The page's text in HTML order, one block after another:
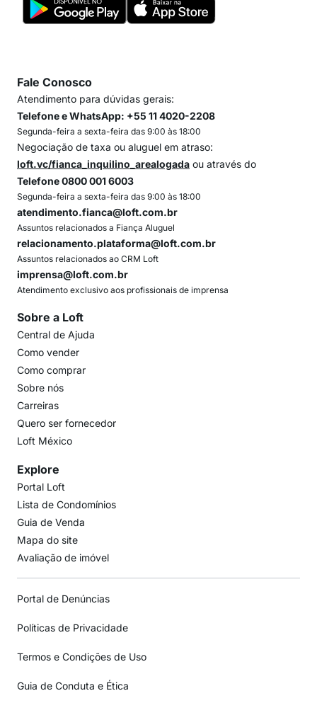
Fale Conosco
Atendimento para dúvidas gerais:
Telefone e WhatsApp: +55 11 4020-2208
Segunda-feira a sexta-feira das 9:00 às 18:00
Negociação de taxa ou aluguel em atraso:
loft.vc/fianca_inquilino_arealogada ou através do
Telefone 0800 001 6003
Segunda-feira a sexta-feira das 9:00 às 18:00
atendimento.fianca@loft.com.br
Assuntos relacionados a Fiança Aluguel
relacionamento.plataforma@loft.com.br
Assuntos relacionados ao CRM Loft
imprensa@loft.com.br
Atendimento exclusivo aos profissionais de imprensa
Sobre a Loft
Central de Ajuda
Como vender
Como comprar
Sobre nós
Carreiras
Quero ser fornecedor
Loft México
Explore
Portal Loft
Lista de Condomínios
Guia de Venda
Mapa do site
Avaliação de imóvel
Portal de Denúncias
Políticas de Privacidade
Termos e Condições de Uso
Guia de Conduta e Ética